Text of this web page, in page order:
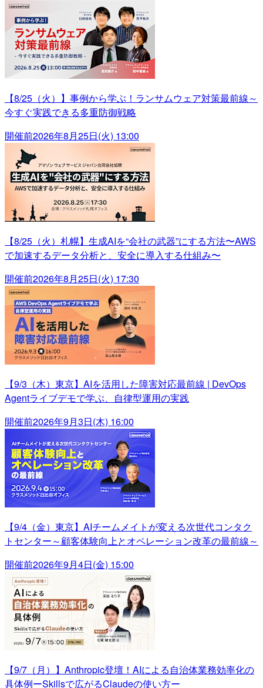
【8/25（火）】事例から学ぶ！ランサムウェア対策最前線～
今すぐ実践できる多重防御戦略
開催前2026年8月25日(火) 13:00
【8/25（火）札幌】生成AIを“会社の武器”にする方法〜AWS
で加速するデータ分析と、安全に導入する仕組み〜
開催前2026年8月25日(火) 17:30
【9/3（木）東京】AIを活用した障害対応最前線 | DevOps
Agentライブデモで学ぶ、自律型運用の実践
開催前2026年9月3日(木) 16:00
【9/4（金）東京】AIチームメイトが変える次世代コンタク
トセンター～顧客体験向上とオペレーション改革の最前線～
開催前2026年9月4日(金) 15:00
【9/7（月）】Anthropic登壇！AIによる自治体業務効率化の
具体例ーSkillsで広がるClaudeの使い方ー